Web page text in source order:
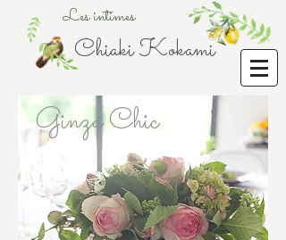
Chiaki Kokami
Les intimes
Ginza Chic